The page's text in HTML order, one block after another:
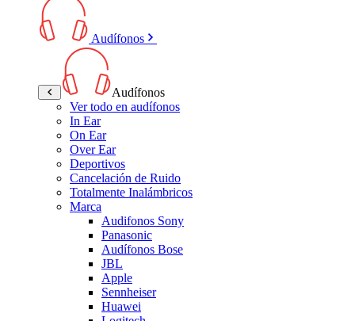
Audífonos
Audífonos
Ver todo en audífonos
In Ear
On Ear
Over Ear
Deportivos
Cancelación de Ruido
Totalmente Inalámbricos
Marca
Audifonos Sony
Panasonic
Audífonos Bose
JBL
Apple
Sennheiser
Huawei